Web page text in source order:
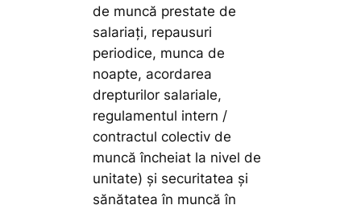
de muncă prestate de
salariați, repausuri
periodice, munca de
noapte, acordarea
drepturilor salariale,
regulamentul intern /
contractul colectiv de
muncă încheiat la nivel de
unitate) și securitatea și
sănătatea în muncă în